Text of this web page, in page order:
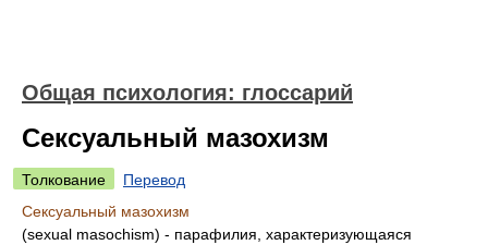
Общая психология: глоссарий
Сексуальный мазохизм
Толкование
Перевод
Сексуальный мазохизм
(sexual masochism) - парафилия, характеризующаяся